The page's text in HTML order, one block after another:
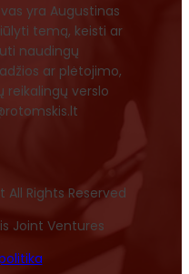
yra Augustinas
temą, keisti ar
naudingų
ar plėtojimo,
verslo
Rights Reserved
Joint Ventures